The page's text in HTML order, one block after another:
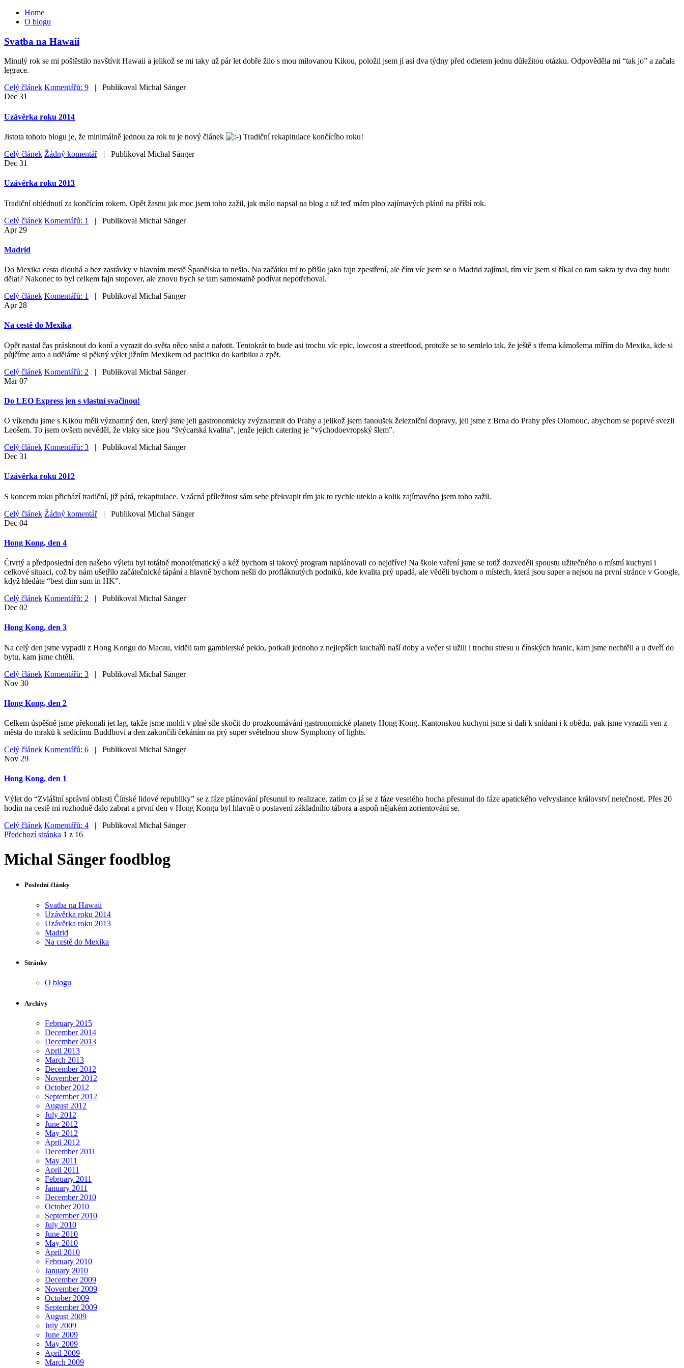
Home
O blogu
Svatba na Hawaii
Minulý rok se mi poštěstilo navštívit Hawaii a jelikož se mi taky už pár let dobře žilo s mou milovanou Kikou, položil jsem jí asi dva týdny před odletem jednu důležitou otázku. Odpověděla mi “tak jo” a začala
legrace.
Celý článek Komentářů: 9 | Publikoval Michal Sänger
Dec 31
Uzávěrka roku 2014
Jistota tohoto blogu je, že minimálně jednou za rok tu je nový článek
Tradiční rekapitulace končícího roku!
Celý článek Žádný komentář| Publikoval Michal Sänger
Dec 31
Uzávěrka roku 2013
Tradiční ohlédnutí za končícím rokem. Opět žasnu jak moc jsem toho zažil, jak málo napsal na blog a už teď mám plno zajímavých plánů na příští rok.
Celý článek Komentářů: 1 | Publikoval Michal Sänger
Apr 29
Madrid
Do Mexika cesta dlouhá a bez zastávky v hlavním mestě Španělska to nešlo. Na začátku mi to přišlo jako fajn zpestření, ale čím víc jsem se o Madrid zajímal, tím víc jsem si říkal co tam sakra ty dva dny budu
dělat? Nakonec to byl celkem fajn stopover, ale znovu bych se tam samostatně podívat nepotřeboval.
Celý článek Komentářů: 1 | Publikoval Michal Sänger
Apr 28
Na cestě do Mexika
Opět nastal čas prásknout do koní a vyrazit do světa něco sníst a nafotit. Tentokrát to bude asi trochu víc epic, lowcost a streetfood, protože se to semlelo tak, že ještě s třema kámošema mířím do Mexika, kde si
půjčíme auto a uděláme si pěkný výlet jižním Mexikem od pacifiku do karibiku a zpět.
Celý článek Komentářů: 2 | Publikoval Michal Sänger
Mar07
Do LEO Express jen s vlastní svačinou!
O víkendu jsme s Kikou měli významný den, který jsme jeli gastronomicky zvýznamnit do Prahy a jelikož jsem fanoušek železniční dopravy, jeli jsme z Brna do Prahy přes Olomouc, abychom se poprvé svezli
Leošem. To jsem ovšem nevěděl, že vlaky sice jsou “švýcarská kvalita”, jenže jejich catering je “východoevropský šlem”.
Celý článek Komentářů: 3 | Publikoval Michal Sänger
Dec 31
Uzávěrka roku 2012
S koncem roku přichází tradiční, již pátá, rekapitulace. Vzácná příležitost sám sebe překvapit tím jak to rychle uteklo a kolik zajímavého jsem toho zažil.
Celý článek Žádný komentář| Publikoval Michal Sänger
Dec 04
Hong Kong, den 4
Čtvrtý a předposlední den našeho výletu byl totálně monotématický a kéž bychom si takový program naplánovali co nejdříve! Na škole vaření jsme se totiž dozveděli spoustu užitečného o místní kuchyni i
celkové situaci, což by nám ušetřilo začátečnické tápání a hlavně bychom nešli do profláknutých podniků, kde kvalita prý upadá, ale věděli bychom o místech, která jsou super a nejsou na první stránce v Google,
když hledáte “best dim sum in HK”.
Celý článek Komentářů: 2 | Publikoval Michal Sänger
Dec 02
Hong Kong, den 3
Na celý den jsme vypadli z Hong Kongu do Macau, viděli tam gamblerské peklo, potkali jednoho z nejlepších kuchařů naší doby a večer si užili i trochu stresu u čínských hranic, kam jsme nechtěli a u dveří do
bytu, kam jsme chtěli.
Celý článek Komentářů: 3 | Publikoval Michal Sänger
Nov 30
Hong Kong, den 2
Celkem úspěšně jsme překonali jet lag, takže jsme mohli v plné síle skočit do prozkoumávání gastronomické planety Hong Kong. Kantonskou kuchyni jsme si dali k snídani i k obědu, pak jsme vyrazili ven z
města do mraků k sedícímu Buddhovi a den zakončili čekáním na prý super světelnou show Symphony of lights.
Celý článek Komentářů: 6 | Publikoval Michal Sänger
Nov 29
Hong Kong, den 1
Výlet do “Zvláštní správní oblasti Čínské lidové republiky” se z fáze plánování přesunul to realizace, zatím co já se z fáze veselého hocha přesunul do fáze apatického velvyslance království netečnosti. Přes 20
hodin na cestě mi rozhodně dalo zabrat a první den v Hong Kongu byl hlavně o postavení základního tábora a aspoň nějakém zorientování se.
Celý článek Komentářů: 4 | Publikoval Michal Sänger
Předchozí stránka 1 z 16
Michal Sänger foodblog
Poslední články
Svatba na Hawaii
Uzávěrka roku 2014
Uzávěrka roku 2013
Madrid
Na cestě do Mexika
Stránky
O blogu
Archivy
February 2015
December 2014
December 2013
April 2013
March 2013
December 2012
November 2012
October 2012
September 2012
August 2012
July 2012
June 2012
May 2012
April 2012
December 2011
May 2011
April 2011
February 2011
January 2011
December 2010
October 2010
September 2010
July 2010
June 2010
May 2010
April 2010
February 2010
January 2010
December 2009
November 2009
October 2009
September 2009
August 2009
July 2009
June 2009
May 2009
April 2009
March 2009